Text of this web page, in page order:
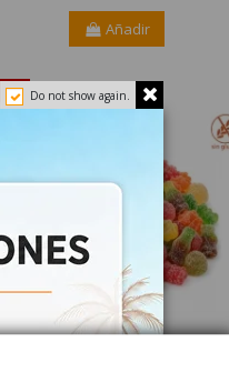
Añadir
-7% Do not show again.